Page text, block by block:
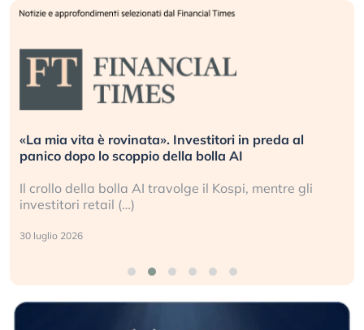
«La mia vita è rovinata». Investitori in preda al
panico dopo lo scoppio della bolla AI
Il crollo della bolla AI travolge il Kospi, mentre gli
investitori retail (…)
30 luglio 2026